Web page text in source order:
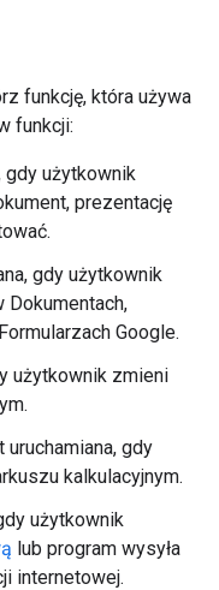
funkcję, która używa
funkcji:
gdy użytkownik
prezentację
gdy użytkownik
Dokumentach,
Google.
użytkownik zmieni
uruchamiana, gdy
kalkulacyjnym.
użytkownik
lub program wysyła
internetowej.